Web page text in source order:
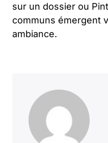
sur un dossier ou
communs émergent
ambiance.